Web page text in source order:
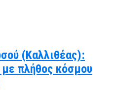
(Καλλιθέας):
πλήθος κόσμου